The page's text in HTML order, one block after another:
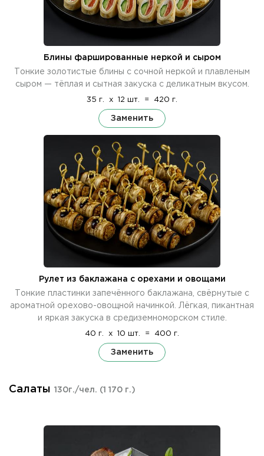
Блины фаршированные неркой и сыром
Тонкие золотистые блины с сочной неркой и плавленым
сыром — тёплая и сытная закуска с деликатным вкусом.
35 г. x 12 шт. = 420 г.
Заменить
Рулет из баклажана с орехами и овощами
Тонкие пластинки запечённого баклажана, свёрнутые с
ароматной орехово-овощной начинкой. Лёгкая, пикантная
и яркая закуска в средиземноморском стиле.
40 г. x 10 шт. = 400 г.
Заменить
Салаты 130г./чел. (1 170 г.)